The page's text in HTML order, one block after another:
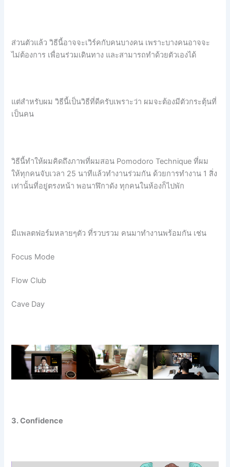
ส่วนตัวแล้ว วิธีนี้อาจจะเวิร์คกับคนบางคน เพราะบางคนอาจจะ
ไม่ต้องการ เพื่อนร่วมเดินทาง และสามารถทำด้วยตัวเองได้
แต่สำหรับผม วิธีนี้เป็นวิธีที่ดีครับเพราะว่า ผมจะต้องมีตัวกระตุ้นที่
เป็นคน
วิธีนี้ทำให้ผมคิดถึงภาพที่ผมสอน Pomodoro Technique ที่ผม
ให้ทุกคนจับเวลา 25 นาทีแล้วทำงานร่วมกัน ด้วยการทำงาน 1 สิ่ง
เท่านั้นที่อยู่ตรงหน้า พอนาฬิกาดัง ทุกคนในห้องก็ไปพัก
มีแพลตฟอร์มหลายๆตัว ที่รวบรวม คนมาทำงานพร้อมกัน เช่น
Focus Mode
Flow Club
Cave Day
3. Confidence